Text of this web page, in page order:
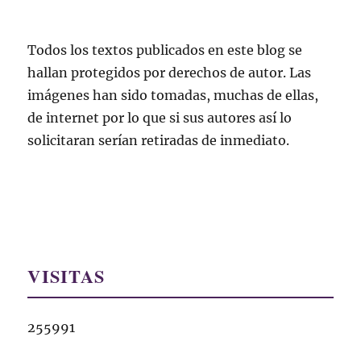
Todos los textos publicados en este blog se
hallan protegidos por derechos de autor. Las
imágenes han sido tomadas, muchas de ellas,
de internet por lo que si sus autores así lo
solicitaran serían retiradas de inmediato.
VISITAS
255991